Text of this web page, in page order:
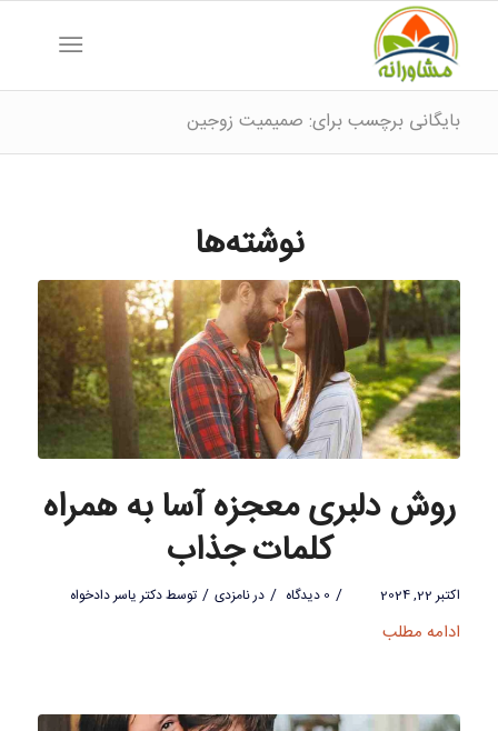
بایگانی برچسب برای: صمیمیت زوجین
نوشته‌ها
روش دلبری معجزه آسا به همراه
کلمات جذاب
اکتبر 22, 2024 / 0 دیدگاه / درنامزدی / توسطدکتر یاسر دادخواه
ادامه مطلب